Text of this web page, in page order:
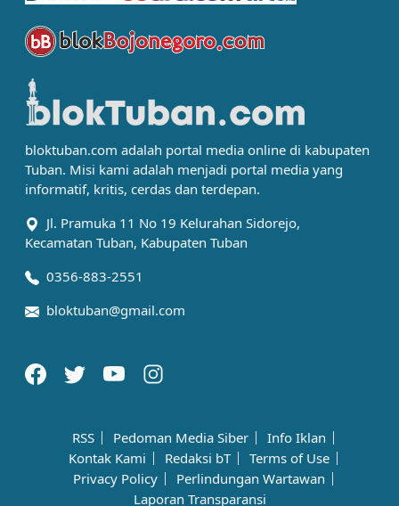
bloktuban.com adalah portal media online di kabupaten
Tuban. Misi kami adalah menjadi portal media yang
informatif, kritis, cerdas dan terdepan.
Jl. Pramuka 11 No 19 Kelurahan Sidorejo,
Kecamatan Tuban, Kabupaten Tuban
0356-883-2551
bloktuban@gmail.com
RSS Pedoman Media Siber
Info Iklan
Kontak Kami
Redaksi bT
Terms of Use
Privacy Policy
Perlindungan Wartawan
Laporan Transparansi